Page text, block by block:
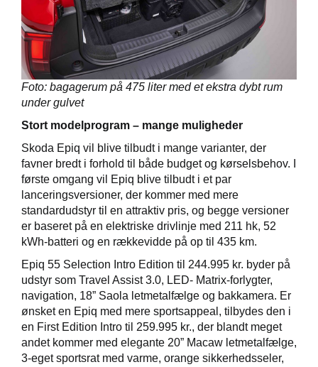
Foto: bagagerum på 475 liter med et ekstra dybt rum
under gulvet
Stort modelprogram – mange muligheder
Skoda Epiq vil blive tilbudt i mange varianter, der
favner bredt i forhold til både budget og kørselsbehov. I
første omgang vil Epiq blive tilbudt i et par
lanceringsversioner, der kommer med mere
standardudstyr til en attraktiv pris, og begge versioner
er baseret på en elektriske drivlinje med 211 hk, 52
kWh-batteri og en rækkevidde på op til 435 km.
Epiq 55 Selection Intro Edition til 244.995 kr. byder på
udstyr som Travel Assist 3.0, LED- Matrix-forlygter,
navigation, 18” Saola letmetalfælge og bakkamera. Er
ønsket en Epiq med mere sportsappeal, tilbydes den i
en First Edition Intro til 259.995 kr., der blandt meget
andet kommer med elegante 20” Macaw letmetalfælge,
3-eget sportsrat med varme, orange sikkerhedsseler,